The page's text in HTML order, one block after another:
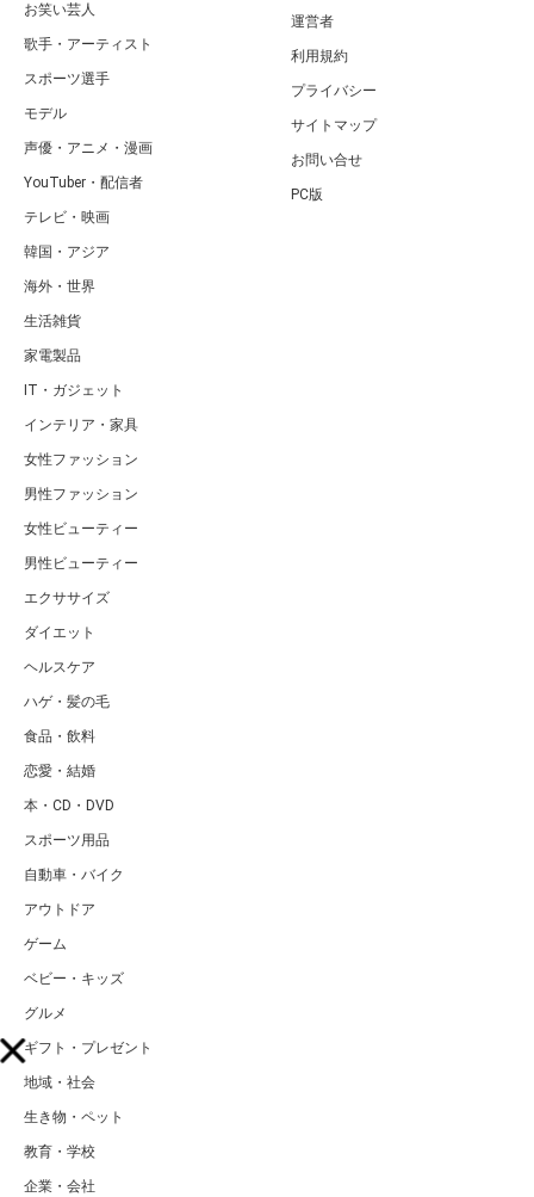
お笑い芸人
歌手・アーティスト
スポーツ選手
モデル
声優・アニメ・漫画
YouTuber・配信者
テレビ・映画
韓国・アジア
海外・世界
生活雑貨
家電製品
IT・ガジェット
インテリア・家具
女性ファッション
男性ファッション
女性ビューティー
男性ビューティー
エクササイズ
ダイエット
ヘルスケア
ハゲ・髪の毛
食品・飲料
恋愛・結婚
本・CD・DVD
スポーツ用品
自動車・バイク
アウトドア
ゲーム
ベビー・キッズ
グルメ
ギフト・プレゼント
地域・社会
生き物・ペット
教育・学校
企業・会社
運営者
利用規約
プライバシー
サイトマップ
お問い合せ
PC版